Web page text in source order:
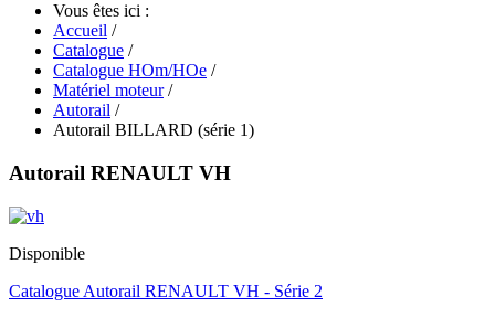
Vous êtes ici :
Accueil /
Catalogue /
Catalogue HOm/HOe /
Matériel moteur/
Autorail /
Autorail BILLARD (série 1)
Autorail RENAULT VH
Disponible
Catalogue Autorail RENAULT VH - Série 2